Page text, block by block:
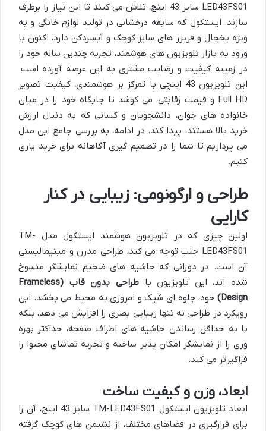
LED43FS01 سایز 43 اینچ، تلاش می کنند تا این نیاز را برطرف
سازند. ایستکول که سابقه درخشانی در تولید لوازم خانگی و به
ویژه یخچال و فریزر های سایز کوچک و آبسردکن دارد، اکنون با
ورود به بازار تلویزیون های هوشمند، تجربه چندین ساله خود را
در زمینه کیفیت و رضایت مشتری به این عرصه آورده است.
این تلویزیون 43 اینچی با تمرکز بر هوشمندی، کیفیت تصویر
Full HD و قیمت رقابتی، می کوشد تا جایگاه خود را در میان
خانواده های جوان، دانشجویان و کسانی که به دنبال ارزش
خرید بالا هستند، پیدا کند. در ادامه، به بررسی جامع این مدل
می پردازیم تا شما را در تصمیم گیری آگاهانه برای خرید یاری
کنیم.
طراحی و ارگونومی: زیبایی در کنار
کارایی
اولین چیزی که در تلویزیون هوشمند ایستکول مدل TM-
LED43FS01 جلب توجه می کند، طراحی مدرن و مینیمالیستی
آن است. در دورانی که حاشیه های ضخیم نمایشگر منسوخ
شده اند، این تلویزیون با
طراحی بدون قاب (Frameless
Design) خود، جلوه ای شیک و امروزی به محیط می بخشد. این
رویکرد در طراحی نه تنها زیبایی بصری را افزایش می دهد، بلکه
با به حداقل رساندن حاشیه های اطراف صفحه، حداکثر بهره
وری را از نمایشگر امکان پذیر ساخته و تجربه تماشای محتوا را
فراگیرتر می کند.
ابعاد، وزن و کیفیت ساخت
ابعاد تلویزیون ایستکول TM-LED43FS01 سایز 43 اینچ، آن را
برای قرارگیری در فضاهای مختلف، از نشیمن های کوچک گرفته